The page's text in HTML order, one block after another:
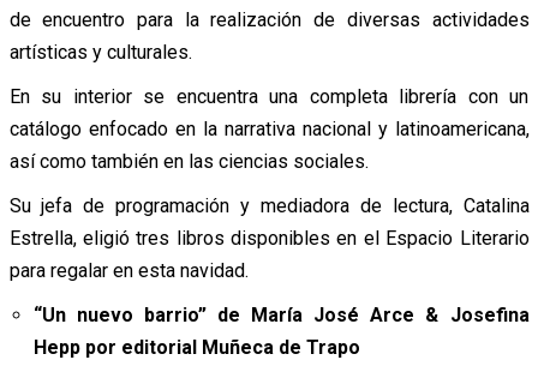
de encuentro para la realización de diversas actividades
artísticas y culturales.
En su interior se encuentra una completa librería con un
catálogo enfocado en la narrativa nacional y latinoamericana,
así como también en las ciencias sociales.
Su jefa de programación y mediadora de lectura, Catalina
Estrella, eligió tres libros disponibles en el Espacio Literario
para regalar en esta navidad.
“Un nuevo barrio” de María José Arce & Josefina
Hepp por editorial Muñeca de Trapo